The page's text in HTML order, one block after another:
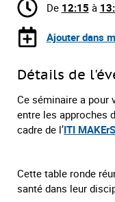
De 12:15 à
Ajouter dans
Détails de
Ce séminaire a pour
entre les approches
cadre de l’ITI MAKErS
Cette table ronde
santé dans leur